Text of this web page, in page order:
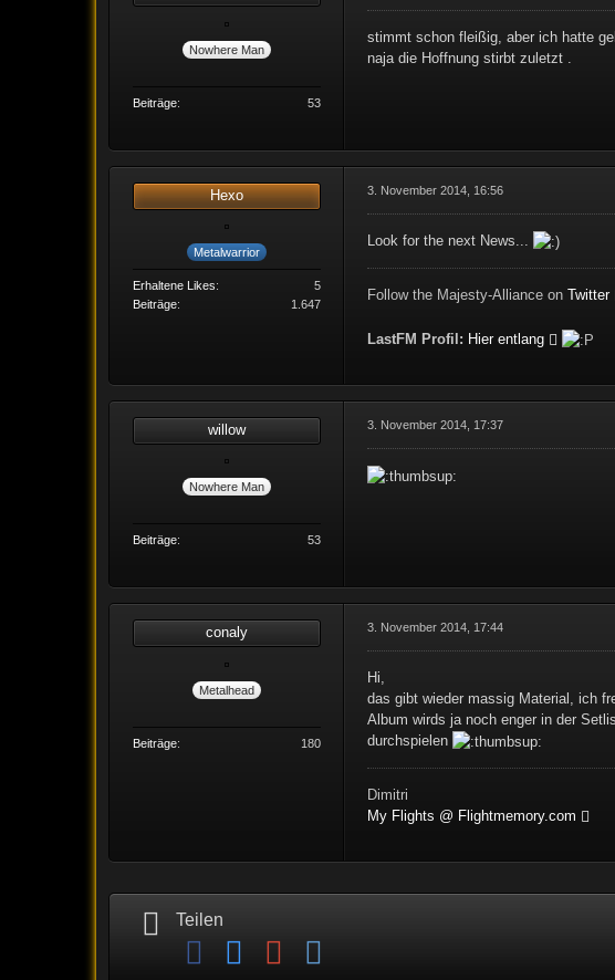
Nowhere Man
Beiträge 53
stimmt schon fleißig, aber ich hatte
naja die Hoffnung stirbt zuletzt .
Hexo
Metalwarrior
Erhaltene Likes
5
Beiträge
1.647
3. November 2014, 16:56
Look for the next News...
Follow the Majesty-Alliance onTwitter
LastFM Profil: Hier entlang
willow
Nowhere Man
Beiträge 53
3. November 2014, 17:37
conaly
Metalhead
Beiträge 180
3. November 2014, 17:44
Hi,
das gibt wieder massig Material, ich
Album wirds ja noch enger in der
durchspielen
Dimitri
My Flights @ Flightmemory.com
Teilen